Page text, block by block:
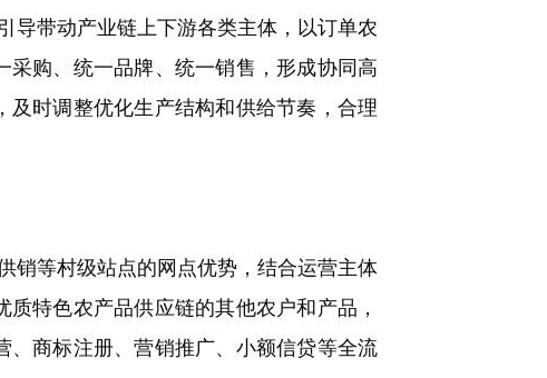
带动产业链上下游各类主体，以订单农
购、统一品牌、统一销售，形成协同高
时调整优化生产结构和供给节奏，合理
等村级站点的网点优势，结合运营主体
特色农产品供应链的其他农户和产品，
商标注册、营销推广、小额信贷等全流